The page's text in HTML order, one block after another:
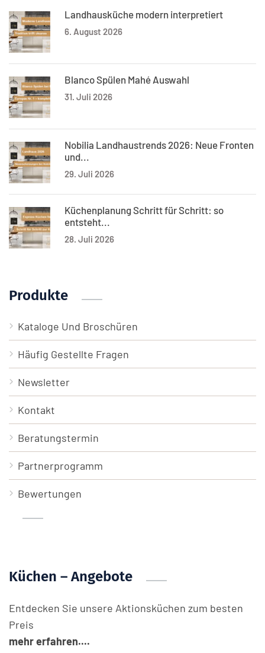
Landhausküche modern interpretiert
6. August 2026
Blanco Spülen Mahé Auswahl
31. Juli 2026
Nobilia Landhaustrends 2026: Neue Fronten
und...
29. Juli 2026
Küchenplanung Schritt für Schritt: so
entsteht...
28. Juli 2026
Produkte
Kataloge Und Broschüren
Häufig Gestellte Fragen
Newsletter
Kontakt
Beratungstermin
Partnerprogramm
Bewertungen
Küchen – Angebote
Entdecken Sie unsere Aktionsküchen zum besten
Preis
mehr erfahren....